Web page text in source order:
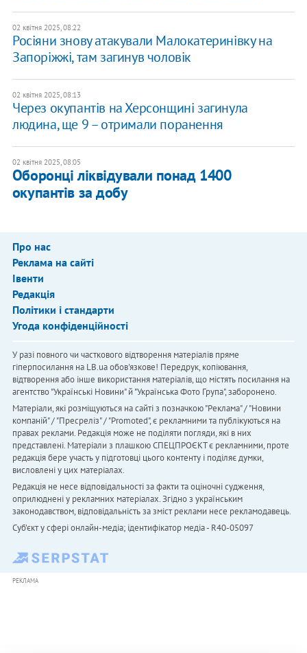
02 квітня 2025, 08:22
Росіяни знову атакували Малокатеринівку на
Запоріжжі, там загинув чоловік
02 квітня 2025, 08:13
Через окупантів на Херсонщині загинула
людина, ще 9 – отримали поранення
02 квітня 2025, 08:05
​Оборонці ліквідували понад 1400
окупантів за добу
Про нас
Реклама на сайті
Івенти
Редакція
Політики і стандарти
Угода конфіденційності
У разі повного чи часткового відтворення матеріалів пряме
гіперпосилання на LB.ua обов'язкове! Передрук, копіювання,
відтворення або інше використання матеріалів, що містять посилання на
агентство "Українськi Новини" й "Українська Фото Група", заборонено.
Матеріали, які розміщуються на сайті з позначкою "Реклама" / "Новини
компаній" / "Пресреліз" / "Promoted", є рекламними та публікуються на
правах реклами. Редакція може не поділяти погляди, які в них
представлені. Матеріали з плашкою СПЕЦПРОЄКТ є рекламними, проте
редакція бере участь у підготовці цього контенту і поділяє думки,
висловлені у цих матеріалах.
Редакція не несе відповідальності за факти та оціночні судження,
оприлюднені у рекламних матеріалах. Згідно з українським
законодавством, відповідальність за зміст реклами несе рекламодавець.
Cуб'єкт у сфері онлайн-медіа; ідентифікатор медіа - R40-05097
РЕКЛАМА